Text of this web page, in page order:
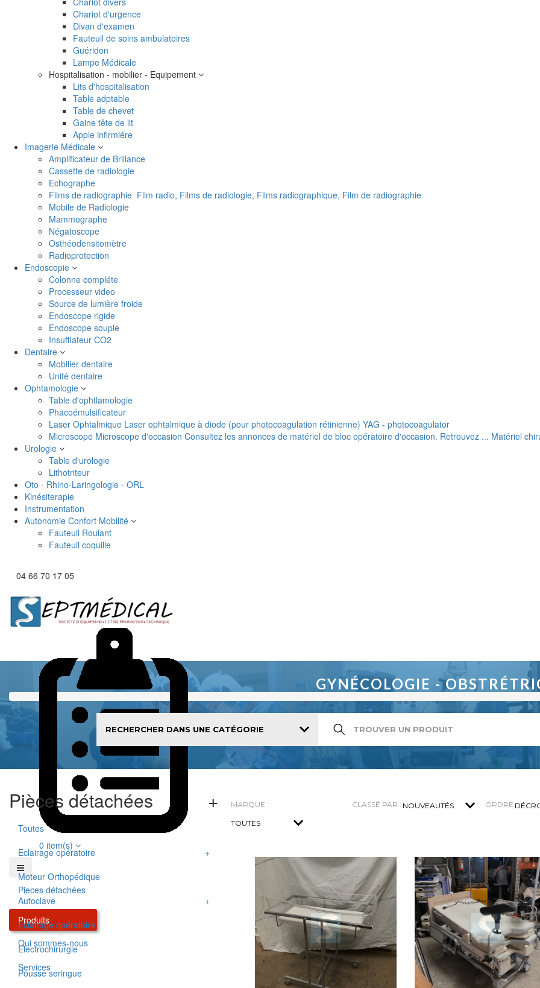
Chariot d'urgence
Divan d'examen
Fauteuil de soins ambulatoires
Guéridon
Lampe Médicale
Hospitalisation - mobilier - Equipement
Lits d'hospitalisation
Table adptable
Table de chevet
Gaine tête de lit
Apple infirmiére
Imagerie Médicale
Amplificateur de Brillance
Cassette de radiologie
Echographe
Films de radiographie Film radio, Films de radiologie, Films radiographique, Film de radiographie
Mobile de Radiologie
Mammographe
Négatoscope
Osthéodensitomètre
Radioprotection
Endoscopie
Colonne compléte
Processeur video
Source de lumière froide
Endoscope rigide
Endoscope souple
Insufflateur CO2
Dentaire
Mobilier dentaire
Unité dentaire
Ophtamologie
Table d'ophtlamologie
Phacoémulsificateur
Laser Ophtalmique Laser ophtalmique à diode (pour photocoagulation rétinienne) YAG - photocoagulator
Microscope Microscope d'occasion Consultez les annonces de matériel de bloc opératoire d'occasion. Retrouvez ... Matériel
Urologie
Table d'urologie
Lithotriteur
Oto - Rhino-Laringologie - ORL
Kinésiterapie
Instrumentation
Autonomie Confort Mobilité
Fauteuil Roulant
Fauteuil coquille
04 66 70 17 05
0 item(s)
Pieces détachées
Produits
Qui sommes-nous
Services
GYNÉCOLOGIE -
Pièces détachées
Toutes
Eclairage opératoire
Lampes
Poignée stérilisable
Support de Lampe
Moteur Orthopédique
Autoclave
Enregisteur papier
Eclairage opératoire
Electrochirurgie
Pousse seringue
MARQUE : CLASSÉ PAR : ORDRE